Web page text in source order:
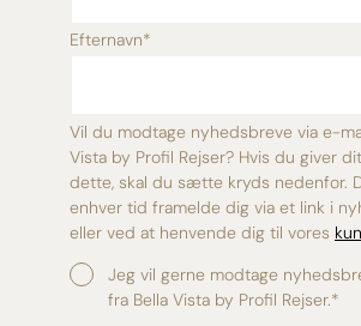
Efternavn*
Vil du modtage nyhedsbreve via e-
Vista by Profil Rejser? Hvis du giver
dette, skal du sætte kryds nedenfor.
enhver tid framelde dig via et link i
eller ved at henvende dig til vores
Jeg vil gerne modtage
fra Bella Vista by Profil Rejser.*